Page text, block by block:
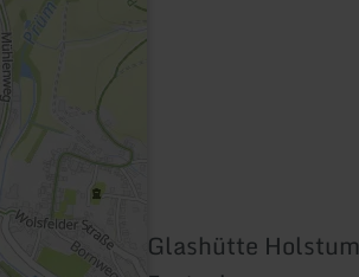
Glashütte Holstum